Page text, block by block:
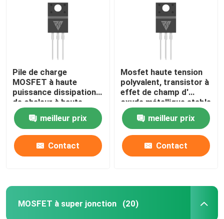
Pile de charge
MOSFET à haute
puissance dissipation
de chaleur à haute
fréquence Durable
meilleur prix
Contact
Mosfet haute tension
polyvalent, transistor à
effet de champ d'
oxyde métallique stable
meilleur prix
Contact
MOSFET à super jonction (20)